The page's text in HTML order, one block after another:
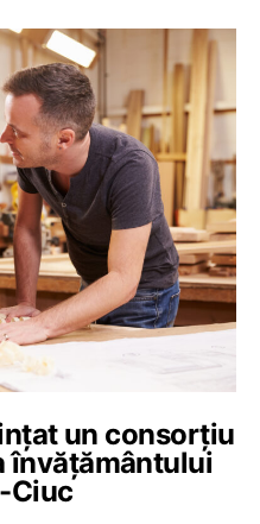
un consorțiu
învățământului
Ciuc